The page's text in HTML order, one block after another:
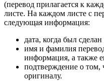
(перевод прилагается к
листе. На каждом листе с
следующая информация:
дата, когда был
имя и фамилия
информация, а также
подтверждение о том,
оригиналу.